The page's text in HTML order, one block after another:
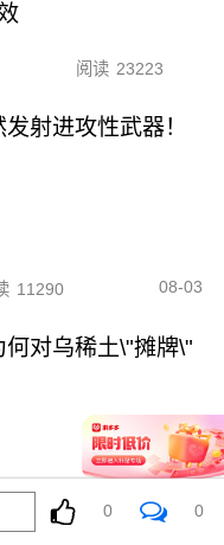
阅读 23223
射进攻性武器！
11290 08-03
对乌稀土\"摊牌\"
10381 08-03
0 0